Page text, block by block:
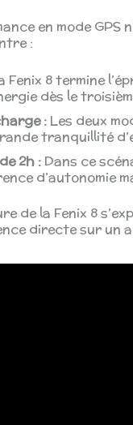
en mode GPS
:
Fenix 8 termine
dès le
: Les deux
tranquillité
2h : Dans ce
d’autonomie
de la Fenix 8
directe sur un